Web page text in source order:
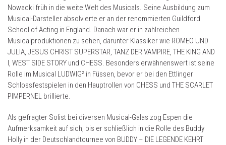
Nowacki früh in die weite Welt des Musicals. Seine Ausbildung zum
Musical-Darsteller absolvierte er an der renommierten Guildford
School of Acting in England. Danach war er in zahlreichen
Musicalproduktionen zu sehen, darunter Klassiker wie ROMEO UND
JULIA, JESUS CHRIST SUPERSTAR, TANZ DER VAMPIRE, THE KING AND
I, WEST SIDE STORY und CHESS. Besonders erwähnenswert ist seine
Rolle im Musical LUDWIG² in Füssen, bevor er bei den Ettlinger
Schlossfestspielen in den Hauptrollen von CHESS und THE SCARLET
PIMPERNEL brillierte.
Als gefragter Solist bei diversen Musical-Galas zog Espen die
Aufmerksamkeit auf sich, bis er schließlich in die Rolle des Buddy
Holly in der Deutschlandtournee von BUDDY – DIE LEGENDE KEHRT